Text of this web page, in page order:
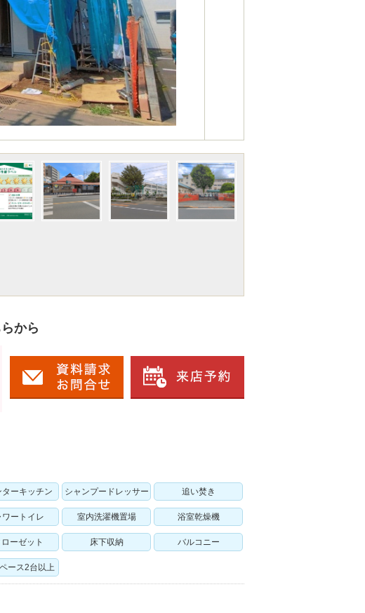
から
ターキッチン シャンプードレッサー 追い焚き
ワートイレ 室内洗濯機置場 浴室乾燥機
ーゼット 床下収納 バルコニー
ース2台以上